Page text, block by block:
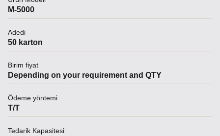
M-5000
Adedi
50 karton
Birim fiyat
Depending on your requirement and QTY
Ödeme yöntemi
T/T
Tedarik Kapasitesi